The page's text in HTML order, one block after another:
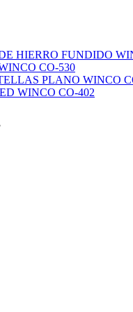
HIERRO FUNDIDO
CO-530
PLANO WINCO
WINCO CO-402